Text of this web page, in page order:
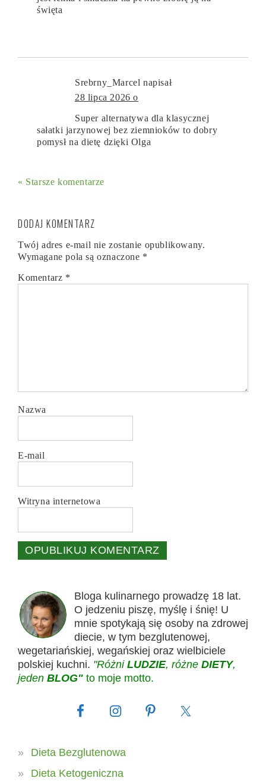
święta
Srebrny_Marcel napisał
28 lipca 2026 o
Super alternatywa dla klasycznej
sałatki jarzynowej bez ziemnioków to dobry
pomysł na dietę dzięki Olga
« Starsze komentarze
DODAJ KOMENTARZ
Twój adres e-mail nie zostanie opublikowany.
Wymagane pola są oznaczone *
Komentarz *
Nazwa
E-mail
Witryna internetowa
Bloga kulinarnego prowadzę 18 lat.
O jedzeniu piszę, myślę i śnię! U
mnie spotykają się osoby na zdrowej
diecie, w tym bezglutenowej,
wegetariańskiej, wegańskiej oraz wielbiciele
polskiej kuchni. "Różni LUDZIE, różne DIETY,
jeden BLOG" to moje motto.
Dieta Bezglutenowa
Dieta Ketogeniczna